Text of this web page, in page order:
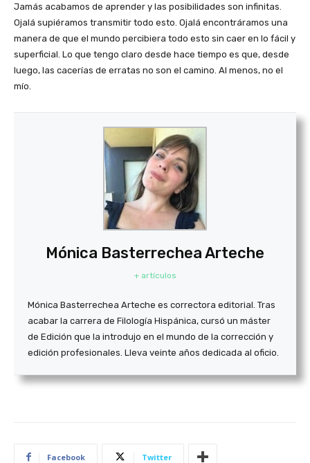
Jamás acabamos de aprender y las posibilidades son infinitas.
Ojalá supiéramos transmitir todo esto. Ojalá encontráramos una
manera de que el mundo percibiera todo esto sin caer en lo fácil y
superficial. Lo que tengo claro desde hace tiempo es que, desde
luego, las cacerías de erratas no son el camino. Al menos, no el
mío.
Mónica Basterrechea Arteche
+ artículos
Mónica Basterrechea Arteche es correctora editorial. Tras
acabar la carrera de Filología Hispánica, cursó un máster
de Edición que la introdujo en el mundo de la corrección y
edición profesionales. Lleva veinte años dedicada al oficio.
Facebook Twitter